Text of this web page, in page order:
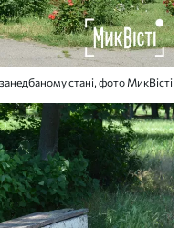
стані, фото МикВісті